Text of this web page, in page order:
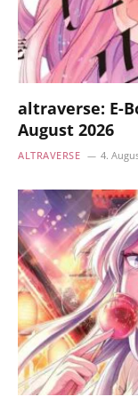
altraverse: E-
August 2026
ALTRAVERSE 4.